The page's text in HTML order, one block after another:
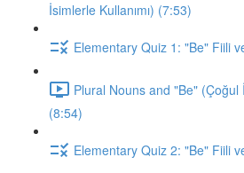
İsimlerle Kullanımı) (7:53)
Elementary Quiz 1: "Be" Fiili
Plural Nouns and "Be" (Çoğul
(8:54)
Elementary Quiz 2: "Be" Fiili